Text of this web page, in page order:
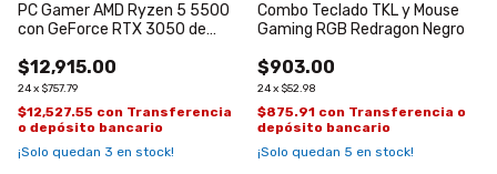
PC Gamer AMD Ryzen 5 5500
con GeForce RTX 3050 de
$12,915.00
24x $757.79
$12,527.55 con Transferencia
o depósito bancario
¡Solo quedan 3 en stock!
Combo Teclado TKL y Mouse
Gaming RGB Redragon Negro
$903.00
24x $52.98
$875.91 con Transferencia o
depósito bancario
¡Solo quedan 5 en stock!